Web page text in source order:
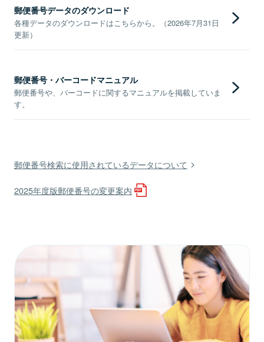
郵便番号データのダウンロード
各種データのダウンロードはこちらから。（2026年7月31日
更新）
郵便番号・バーコードマニュアル
郵便番号や、バーコードに関するマニュアルを掲載していま
す。
郵便番号検索に使用されているデータについて
2025年度版郵便番号の変更案内